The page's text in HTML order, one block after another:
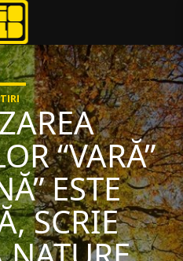
“VARĂ”
ESTE
SCRIE